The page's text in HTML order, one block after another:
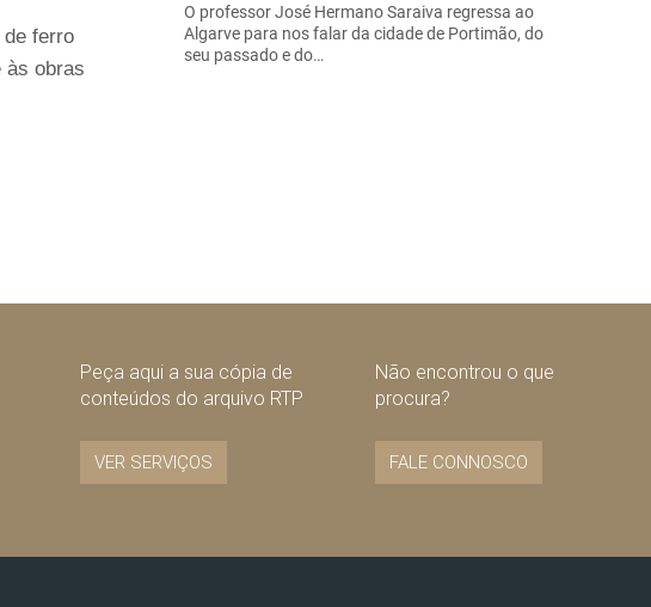
ferro
às obras
O professor José Hermano Saraiva regressa ao
Algarve para nos falar da cidade de Portimão, do
seu passado e do…
Peça aqui a sua cópia de
conteúdos do arquivo RTP
VER SERVIÇOS
Não encontrou o que
procura?
FALE CONNOSCO